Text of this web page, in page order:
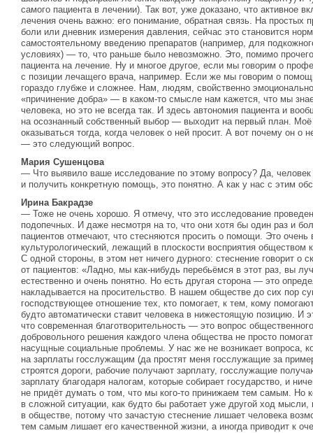
самого пациента в лечении). Так вот, уже доказано, что активное
лечения очень важно: его понимание, обратная связь. На простых
боли или дневник измерения давления, сейчас это становится
самостоятельному введению препаратов (например, для
условиях) — то, что раньше было невозможно. Это, помимо
пациента на лечение. Ну и многое другое, если мы говорим о
с позиции лечащего врача, например. Если же мы говорим о
гораздо глубже и сложнее. Нам, людям, свойственно
«причинение добра» — в каком-то смысле нам кажется, что мы
человека, но это не всегда так. И здесь автономия пациента и
на осознанный собственный выбор — выходит на первый план.
оказываться тогда, когда человек о ней просит. А вот почему он о
— это следующий вопрос.
Мария Сушенцова
— Что выявило ваше исследование по этому вопросу? Да,
и получить конкретную помощь, это понятно. А как у нас с этим
Ирина Бакрадзе
— Тоже не очень хорошо. Я отмечу, что это исследование
подопечных. И даже несмотря на то, что они хотя бы один раз и
пациентов отмечают, что стесняются просить о помощи. Это
культурологический, лежащий в плоскости восприятия обществом
С одной стороны, в этом нет ничего дурного: стеснение говорит
от пациентов: «Ладно, мы как-нибудь перебьёмся в этот раз, вы
естественно и очень понятно. Но есть другая сторона — это
накладывается на просительство. В нашем обществе до сих пор
господствующее отношение тех, кто помогает, к тем, кому
будто автоматически ставит человека в нижестоящую позицию. И
что современная благотворительность — это вопрос
добровольного решения каждого члена общества не просто
насущные социальные проблемы. У нас же не возникает вопроса,
на зарплаты госслужащим (да простят меня госслужащие за
строятся дороги, рабочие получают зарплату, госслужащие
зарплату благодаря налогам, которые собирает государство, и
не придёт думать о том, что мы кого-то принижаем тем самым. Но
в сложной ситуации, как будто бы работает уже другой ход мысли,
в обществе, потому что зачастую стеснение лишает человека
тем самым лишает его качественной жизни, а иногда приводит к